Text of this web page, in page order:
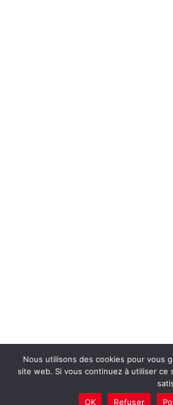
Nous utilisons des cookies pour vous
site web. Si vous continuez à utiliser
OK
Refuser